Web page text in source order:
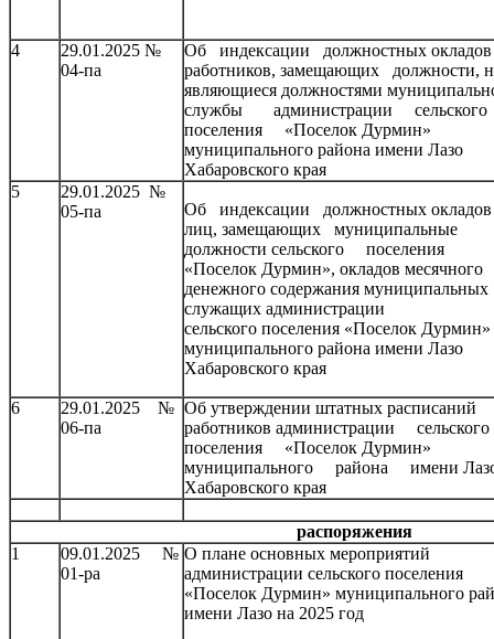
4
29.01.2025 №
04-па
Об индексации должностных
работников, замещающих должности,
являющиеся должностями
службы администрации
поселения «Поселок Дурмин»
муниципального района имени Лазо
Хабаровского края
5
29.01.2025 №
05-па
Об индексации должностных
лиц, замещающих муниципальные
должности сельского поселения
«Поселок Дурмин», окладов месячного
денежного содержания муниципальных
служащих администрации
сельского поселения «Поселок Дурмин»
муниципального района имени Лазо
Хабаровского края
6
29.01.2025 №
06-па
Об утверждении штатных расписаний
работников администрации сельского
поселения «Поселок Дурмин»
муниципального района имени
Хабаровского края
распоряжения
1
09.01.2025 №
01-ра
О плане основных мероприятий
администрации сельского поселения
«Поселок Дурмин» муниципального
имени Лазо на 2025 год